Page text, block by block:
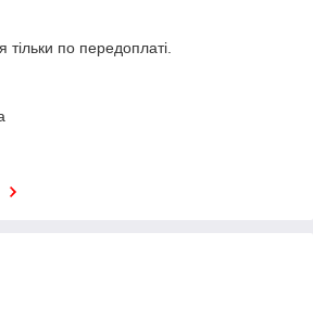
тільки по передоплаті.